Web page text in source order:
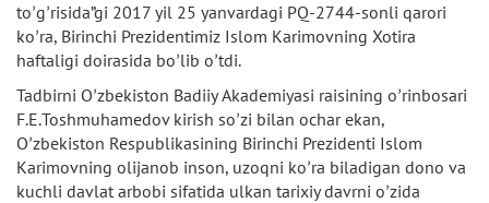
toʼgʼrisida”gi 2017 yil 25 yanvardagi PQ-2744-sonli qarori
koʼra, Birinchi Prezidentimiz Islom Karimovning Xotira
haftaligi doirasida boʼlib oʼtdi.
Tadbirni Oʼzbekiston Badiiy Аkademiyasi raisining oʼrinbosari
F.E.Toshmuhamedov kirish soʼzi bilan ochar ekan,
Oʼzbekiston Respublikasining Birinchi Prezidenti Islom
Karimovning olijanob inson, uzoqni koʼra biladigan dono va
kuchli davlat arbobi sifatida ulkan tarixiy davrni oʼzida